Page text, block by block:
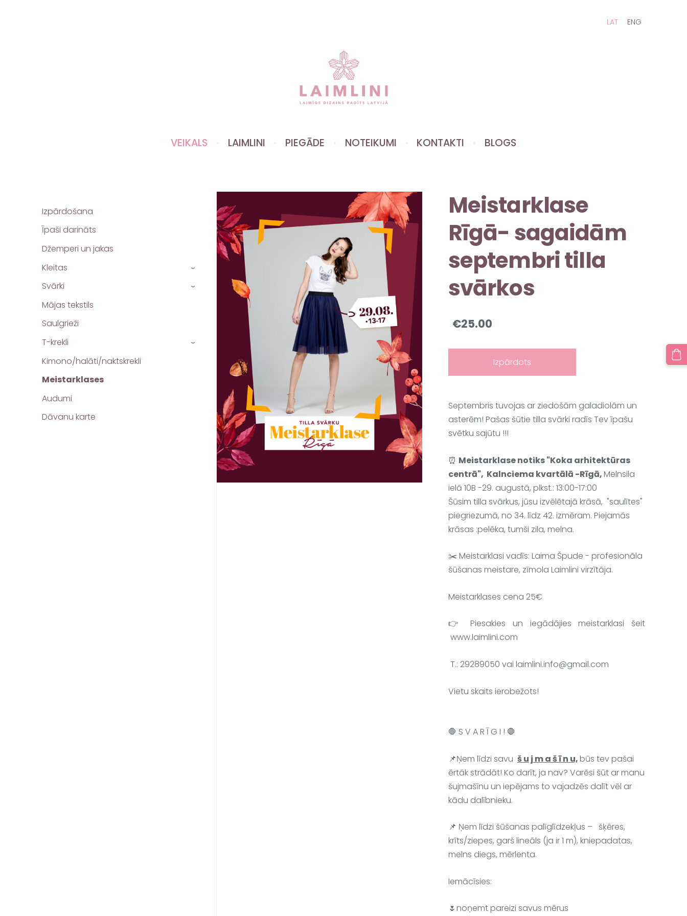
VEIKALS LAIMLINI PIEGĀDE NOTEIKUMI KONTAKTI BLOGS
LAT ENG
Izpārdošana
Īpaši darināts
Džemperi un jakas
Kleitas
›
Svārki ›
Mājas tekstils
Saulgrieži
T-krekli
›
Kimono/halāti/naktskrekli
Meistarklases
Audumi
Dāvanu karte
Meistarklase
Rīgā- sagaidām
septembri tilla
svārkos
€25.00
Izpārdots
Septembris tuvojas ar ziedošām galadiolām un
asterēm! Pašas šūtie tilla svārki radīs Tev īpašu
svētku sajūtu !!!
⏰ Meistarklase notiks "Koka arhitektūras
centrā",  Kalnciema kvartālā -Rīgā, Melnsila
ielā 10B -29. augustā, plkst.: 13:00-17:00
Šūsim tilla svārkus, jūsu izvēlētajā krāsā,  "saulītes"
piegriezumā, no 34. līdz 42. izmēram. Piejamās
krāsas :pelēka, tumši zila, melna.
✂️ Meistarklasi vadīs: Laima Špude - profesionāla
šūšanas meistare, zīmola Laimlini virzītāja.
Meistarklases cena 25€
👉 Piesakies un iegādājies meistarklasi
šeit
www.laimlini.com
T.: 29289050 vai laimlini.info@gmail.com
Vietu skaits ierobežots!
🛑 S V A R Ī G I ! 🛑
📌Ņem līdzi savu š u j m a š ī n u,būs tev pašai
ērtāk strādāt! Ko darīt, ja nav? Varēsi šūt ar manu
šujmašīnu un iepējams to vajadzēs dalīt vēl ar
kādu dalībnieku.
📌 Ņem līdzi šūšanas palīglīdzekļus –   šķēres,
krīts/ziepes, garš lineāls (ja ir 1 m), kniepadatas,
melns diegs, mērlenta.
Iemācīsies:
🌷noņemt pareizi savus mērus